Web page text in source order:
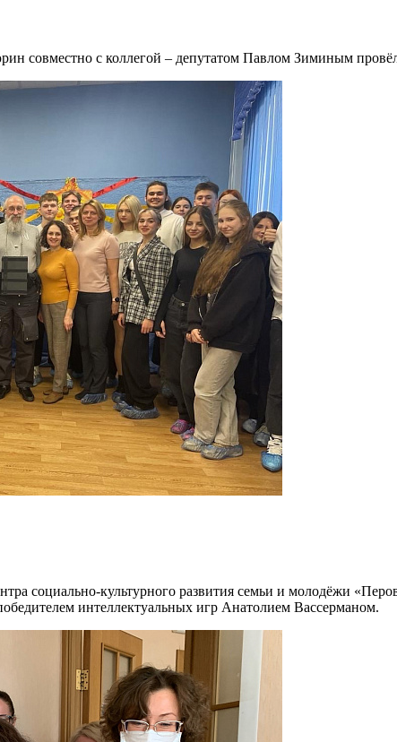
совместно с коллегой – депутатом Павлом Зиминым
социально-культурного развития семьи и молодёжи
интеллектуальных игр Анатолием Вассерманом.